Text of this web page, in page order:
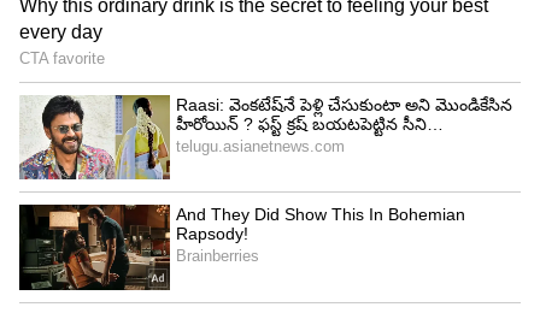
చాలా స్టడీస్‌లో చనిపోయిన తమ ఆత్మీయులు తమను
వెనక్కి వెళ్లు" అని చెప్పినట్లు కథలున్నాయి.